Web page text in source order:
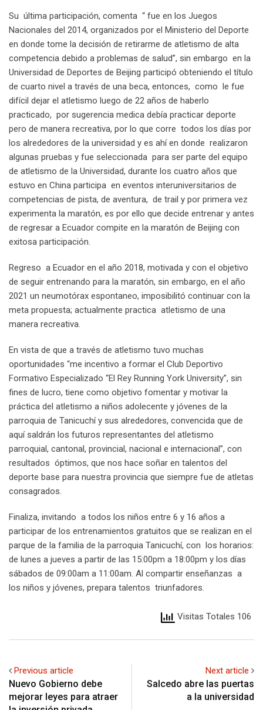
Su última participación, comenta “ fue en los Juegos
Nacionales del 2014, organizados por el Ministerio del Deporte
en donde tome la decisión de retirarme de atletismo de alta
competencia debido a problemas de salud”, sin embargo en la
Universidad de Deportes de Beijing participó obteniendo el título
de cuarto nivel a través de una beca, entonces, como le fue
difícil dejar el atletismo luego de 22 años de haberlo
practicado, por sugerencia medica debía practicar deporte
pero de manera recreativa, por lo que corre todos los días por
los alrededores de la universidad y es ahí en donde realizaron
algunas pruebas y fue seleccionada para ser parte del equipo
de atletismo de la Universidad, durante los cuatro años que
estuvo en China participa en eventos interuniversitarios de
competencias de pista, de aventura, de trail y por primera vez
experimenta la maratón, es por ello que decide entrenar y antes
de regresar a Ecuador compite en la maratón de Beijing con
exitosa participación.
Regreso a Ecuador en el año 2018, motivada y con el objetivo
de seguir entrenando para la maratón, sin embargo, en el año
2021 un neumotórax espontaneo, imposibilitó continuar con la
meta propuesta; actualmente practica atletismo de una
manera recreativa.
En vista de que a través de atletismo tuvo muchas
oportunidades “me incentivo a formar el Club Deportivo
Formativo Especializado “El Rey Running York University”, sin
fines de lucro, tiene como objetivo fomentar y motivar la
práctica del atletismo a niños adolecente y jóvenes de la
parroquia de Tanicuchí y sus alrededores, convencida que de
aquí saldrán los futuros representantes del atletismo
parroquial, cantonal, provincial, nacional e internacional”, con
resultados óptimos, que nos hace soñar en talentos del
deporte base para nuestra provincia que siempre fue de atletas
consagrados.
Finaliza, invitando a todos los niños entre 6 y 16 años a
participar de los entrenamientos gratuitos que se realizan en el
parque de la familia de la parroquia Tanicuchí, con los horarios:
de lunes a jueves a partir de las 15:00pm a 18:00pm y los días
sábados de 09:00am a 11:00am. Al compartir enseñanzas a
los niños y jóvenes, prepara talentos triunfadores.
Visitas Totales 106
Previous article
Nuevo Gobierno debe
mejorar leyes para atraer
Next article
Salcedo abre las puertas
a la universidad